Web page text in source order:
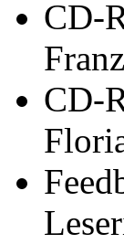
CD-
CD-